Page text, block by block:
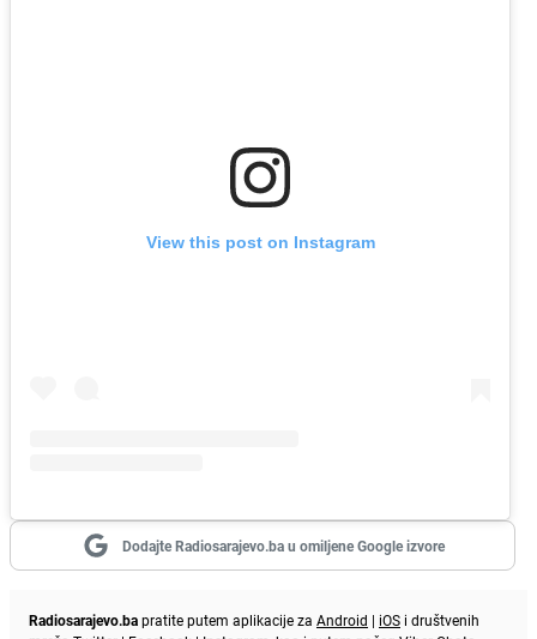
View this post on Instagram
Dodajte Radiosarajevo.ba u omiljene Google izvore
Radiosarajevo.bapratite putem aplikacije za Android | iOS i društvenih